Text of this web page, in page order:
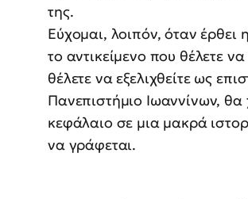
της.
Εύχομαι, λοιπόν, όταν έρθει
το αντικείμενο που θέλετε
θέλετε να εξελιχθείτε ως
Πανεπιστήμιο Ιωαννίνων,
κεφάλαιο σε μια μακρά
να γράφεται.